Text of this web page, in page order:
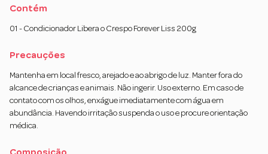
Contém
01 - Condicionador Libera o Crespo Forever Liss 200g
Precauções
Mantenha em local fresco, arejado e ao abrigo de luz. Manter fora do
alcance de crianças e animais. Não ingerir. Uso externo. Em caso de
contato com os olhos, enxágue imediatamente com água em
abundância. Havendo irritação suspenda o uso e procure orientação
médica.